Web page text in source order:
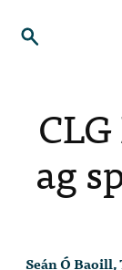
ag
Seán Ó